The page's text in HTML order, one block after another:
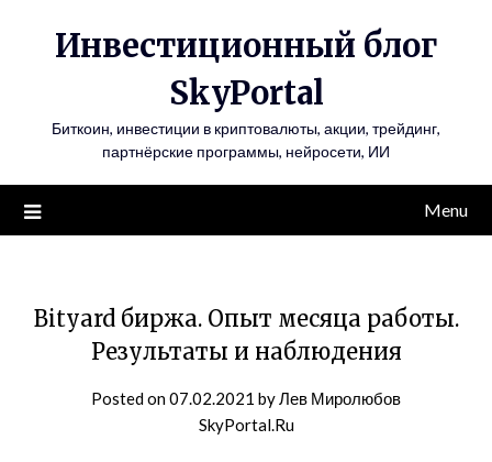
Инвестиционный блог
SkyPortal
Биткоин, инвестиции в криптовалюты, акции, трейдинг,
партнёрские программы, нейросети, ИИ
Menu
Bityard биржа. Опыт месяца работы.
Результаты и наблюдения
Posted on07.02.2021 byЛев Миролюбов
SkyPortal.Ru